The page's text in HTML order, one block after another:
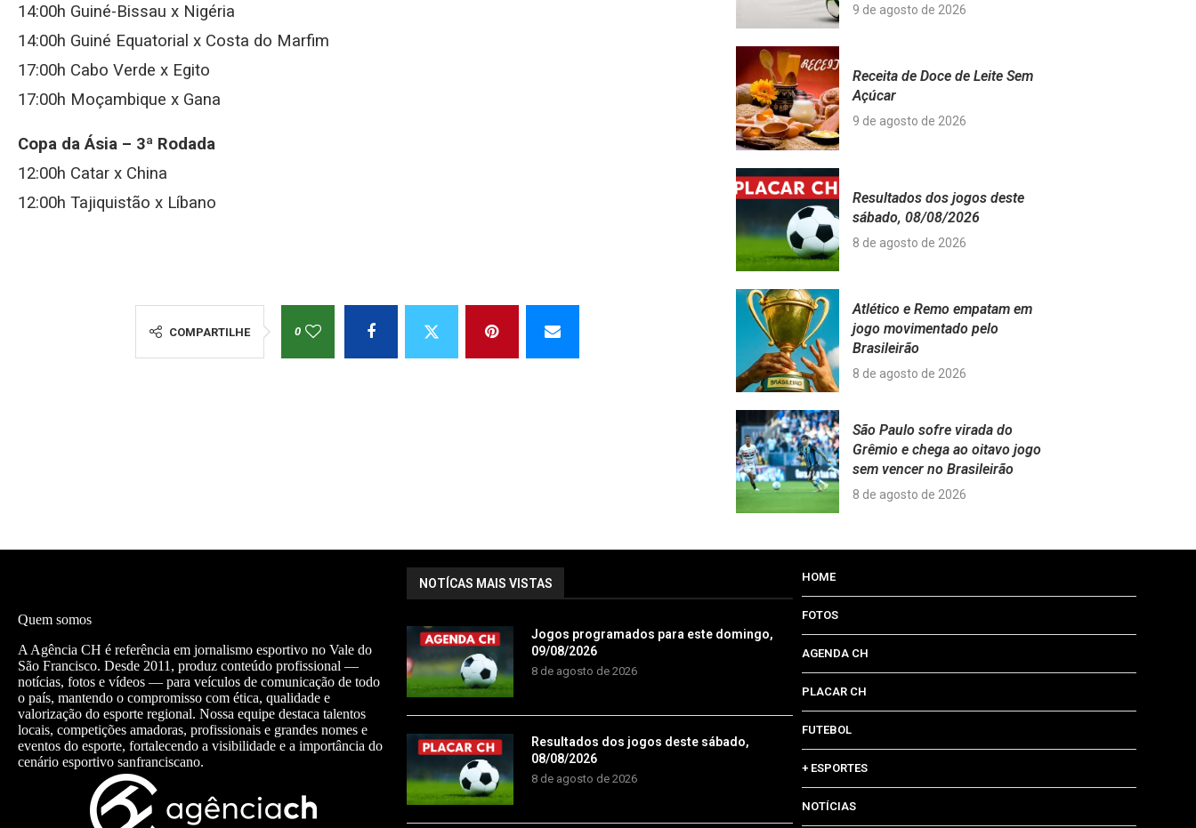
14:00h Guiné-Bissau x Nigéria
14:00h Guiné Equatorial x Costa do Marfim
17:00h Cabo Verde x Egito
17:00h Moçambique x Gana
Copa da Ásia – 3ª Rodada
12:00h Catar x China
12:00h Tajiquistão x Líbano
COMPARTILHE 0
9 de agosto de 2026
Receita de Doce de Leite Sem
Açúcar
9 de agosto de 2026
Resultados dos jogos deste
sábado, 08/08/2026
8 de agosto de 2026
Atlético e Remo empatam em
jogo movimentado pelo
Brasileirão
8 de agosto de 2026
São Paulo sofre virada do
Grêmio e chega ao oitavo jogo
sem vencer no Brasileirão
8 de agosto de 2026
Quem somos
A Agência CH é referência em jornalismo esportivo no Vale do
São Francisco. Desde 2011, produz conteúdo profissional —
notícias, fotos e vídeos — para veículos de comunicação de todo
o país, mantendo o compromisso com ética, qualidade e
valorização do esporte regional. Nossa equipe destaca talentos
locais, competições amadoras, profissionais e grandes nomes e
eventos do esporte, fortalecendo a visibilidade e a importância do
cenário esportivo sanfranciscano.
NOTÍCAS MAIS VISTAS
Jogos programados para este domingo,
09/08/2026
8 de agosto de 2026
Resultados dos jogos deste sábado,
08/08/2026
8 de agosto de 2026
HOME
FOTOS
AGENDA CH
PLACAR CH
FUTEBOL
+ ESPORTES
NOTÍCIAS